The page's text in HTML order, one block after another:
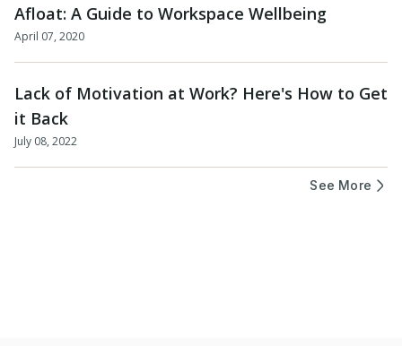
Afloat: A Guide to Workspace Wellbeing
April 07, 2020
Lack of Motivation at Work? Here's How to Get
it Back
July 08, 2022
See More